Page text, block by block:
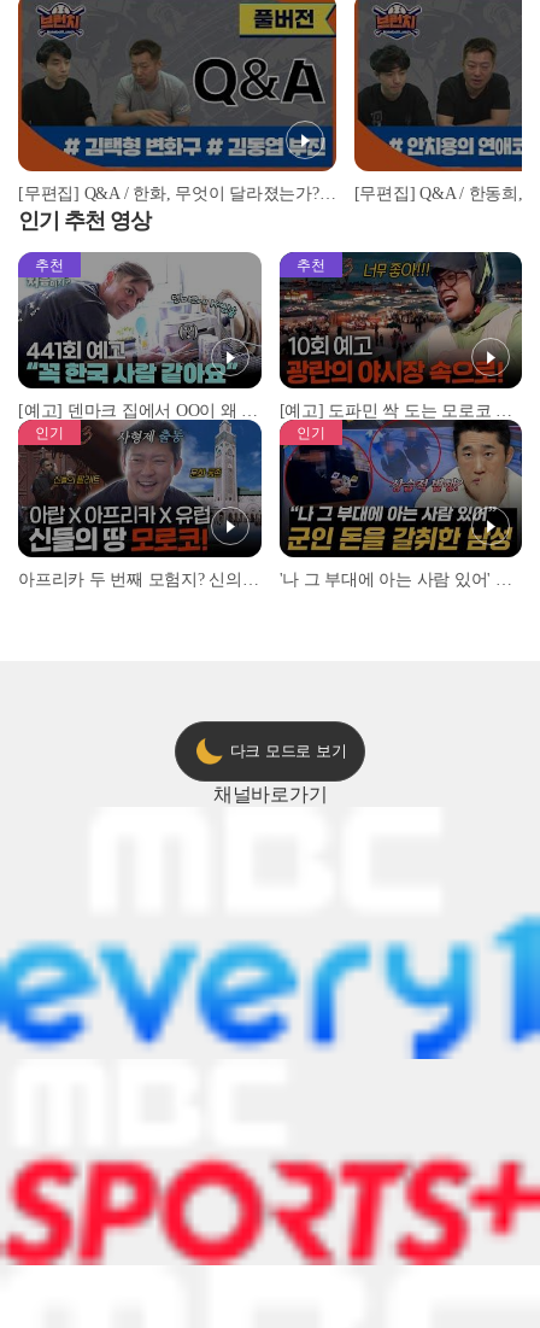
[무편집] Q&A / 한화, 무엇이 달라졌는가? / 시즌 첫 트레이드 누가 더 이득? | #베이스볼런치 #아쿠아픽 2022.04.25
인기 추천 영상
추천
[예고] 덴마크 집에서 OO이 왜 나와...? 이상할 정도로 한국을 사랑하는 우리 형을 제보합니다!
추천
[예고] 도파민 싹 도는 모로코 야시장 투어!
인기 인기
다크 모드로 보기
채널바로가기